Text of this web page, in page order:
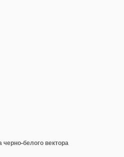
черно-белого вектора